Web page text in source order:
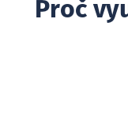
Proč